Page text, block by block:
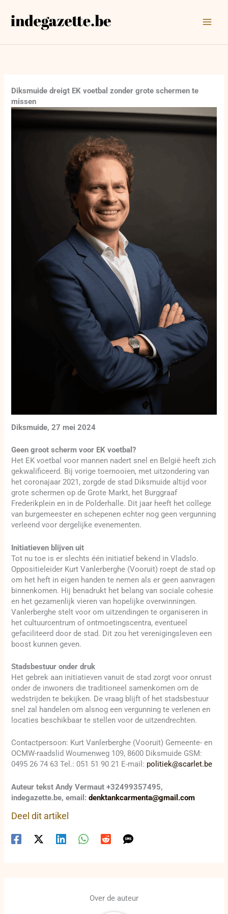
naar
Diksmuide dreigt EK voetbal zonder grote schermen te
missen
Diksmuide, 27 mei 2024
Geen groot scherm voor EK voetbal?
Het EK voetbal voor mannen nadert snel en België heeft zich
gekwalificeerd. Bij vorige toernooien, met uitzondering van
het coronajaar 2021, zorgde de stad Diksmuide altijd voor
grote schermen op de Grote Markt, het Burggraaf
Frederikplein en in de Polderhalle. Dit jaar heeft het college
van burgemeester en schepenen echter nog geen vergunning
verleend voor dergelijke evenementen.
Initiatieven blijven uit
Tot nu toe is er slechts één initiatief bekend in Vladslo.
Oppositieleider Kurt Vanlerberghe (Vooruit) roept de stad op
om het heft in eigen handen te nemen als er geen aanvragen
binnenkomen. Hij benadrukt het belang van sociale cohesie
en het gezamenlijk vieren van hopelijke overwinningen.
Vanlerberghe stelt voor om uitzendingen te organiseren in
het cultuurcentrum of ontmoetingscentra, eventueel
gefaciliteerd door de stad. Dit zou het verenigingsleven een
boost kunnen geven.
Stadsbestuur onder druk
Het gebrek aan initiatieven vanuit de stad zorgt voor onrust
onder de inwoners die traditioneel samenkomen om de
wedstrijden te bekijken. De vraag blijft of het stadsbestuur
snel zal handelen om alsnog een vergunning te verlenen en
locaties beschikbaar te stellen voor de uitzendrechten.
Contactpersoon: Kurt Vanlerberghe (Vooruit) Gemeente- en
OCMW-raadslid Woumenweg 109, 8600 Diksmuide GSM:
0495 26 74 63 Tel.: 051 51 90 21 E-mail: politiek@scarlet.be
Auteur tekst Andy Vermaut +32499357495,
indegazette.be, email:denktankcarmenta@gmail.com
Deel dit artikel
Over de auteur